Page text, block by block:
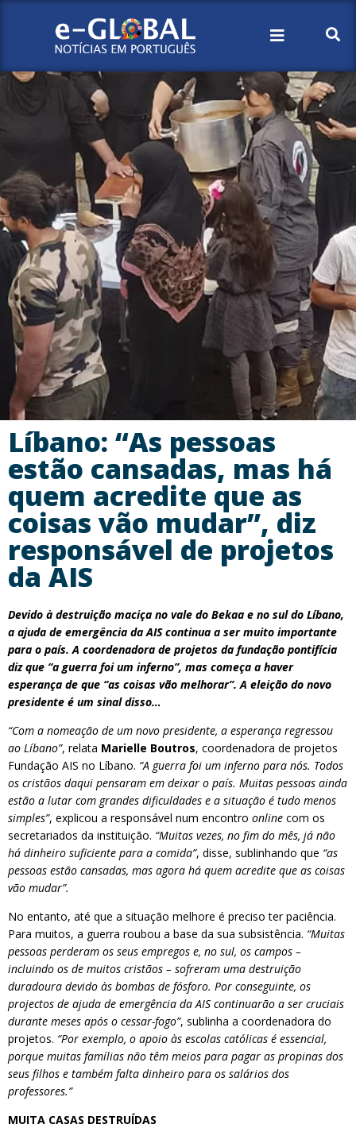
Líbano: “As pessoas
estão cansadas, mas há
quem acredite que as
coisas vão mudar”, diz
responsável de projetos
da AIS
Devido à destruição maciça no vale do Bekaa e no sul do Líbano,
a ajuda de emergência da AIS continua a ser muito importante
para o país. A coordenadora de projetos da fundação pontifícia
diz que “a guerra foi um inferno”, mas começa a haver
esperança de que “as coisas vão melhorar”. A eleição do novo
presidente é um sinal disso…
“Com a nomeação de um novo presidente, a esperança regressou
ao Líbano”, relata Marielle Boutros, coordenadora de projetos
Fundação AIS no Líbano. “A guerra foi um inferno para nós. Todos
os cristãos daqui pensaram em deixar o país. Muitas pessoas ainda
estão a lutar com grandes dificuldades e a situação é tudo menos
simples”, explicou a responsável num encontro online com os
secretariados da instituição. “Muitas vezes, no fim do mês, já não
há dinheiro suficiente para a comida”, disse, sublinhando que “as
pessoas estão cansadas, mas agora há quem acredite que as coisas
vão mudar”.
No entanto, até que a situação melhore é preciso ter paciência.
Para muitos, a guerra roubou a base da sua subsistência. “Muitas
pessoas perderam os seus empregos e, no sul, os campos –
incluindo os de muitos cristãos – sofreram uma destruição
duradoura devido às bombas de fósforo. Por conseguinte, os
projectos de ajuda de emergência da AIS continuarão a ser cruciais
durante meses após o cessar-fogo”, sublinha a coordenadora do
projetos. “Por exemplo, o apoio às escolas católicas é essencial,
porque muitas famílias não têm meios para pagar as propinas dos
seus filhos e também falta dinheiro para os salários dos
professores.”
MUITA CASAS DESTRUÍDAS